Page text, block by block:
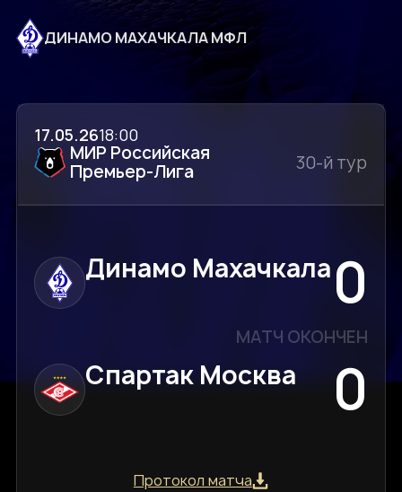
ДИНАМО МАХАЧКАЛА МФЛ
17.05.2618:00
МИР Российская
Премьер-Лига
30-й тур
Динамо Махачкала0
МАТЧ ОКОНЧЕН
Спартак Москва 0
Протокол матча